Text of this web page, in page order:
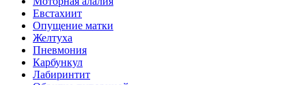
Евстахиит
Опущение матки
Желтуха
Пневмония
Карбункул
Лабиринтит